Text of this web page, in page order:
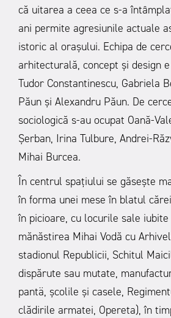
că uitarea a ceea ce s-a
ani permite agresiunile actuale
istoric al orașului. Echipa de
arhitecturală, concept și design
Tudor Constantinescu, Gabriela
Păun și Alexandru Păun. De
sociologică s-au ocupat Oană-
Șerban, Irina Tulbure, Andrei-
Mihai Burcea.
În centrul spațiului se găsește
în forma unei mese în blatul
în picioare, cu locurile sale iubite
mănăstirea Mihai Vodă cu
stadionul Republicii, Schitul
dispărute sau mutate,
pantä, școlile și casele,
clădirile armatei, Opereta), în